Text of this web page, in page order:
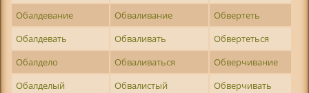
Обалдевание
Обваливание
Обвертеть
Обалдевать
Обваливать
Обвертеться
Обалдело
Обваливаться
Обверчивание
Обалделый
Обвалистый
Обверчивать